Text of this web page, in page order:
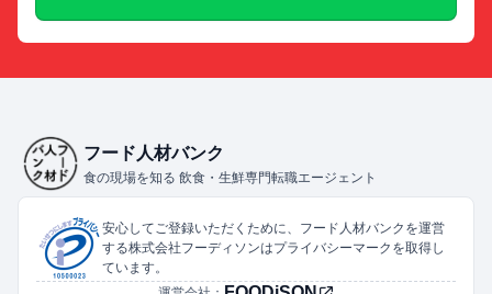
フード人材バンク
食の現場を知る 飲食・生鮮専門転職エージェント
安心してご登録いただくために、フード人材バンクを運営
する株式会社フーディソンはプライバシーマークを取得し
ています。